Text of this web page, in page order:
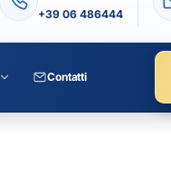
+39 06 486444
Contatti